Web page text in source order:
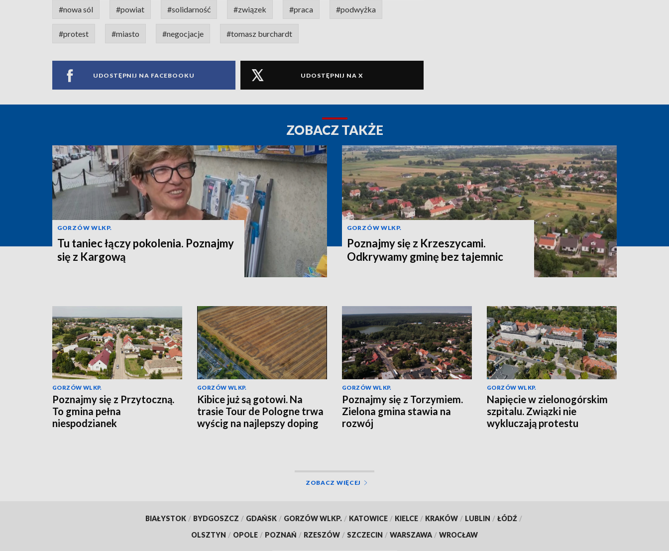
#nowa sól #powiat #solidarność #związek #praca #podwyżka
#protest #miasto #negocjacje #tomasz burchardt
UDOSTĘPNIJ NA FACEBOOKU UDOSTĘPNIJ NA X
ZOBACZ TAKŻE
GORZÓW WLKP.
Tu taniec łączy pokolenia. Poznajmy
się z Kargową
GORZÓW WLKP.
Poznajmy się z Krzeszycami.
Odkrywamy gminę bez tajemnic
GORZÓW WLKP.
Poznajmy się z Przytoczną.
To gmina pełna
niespodzianek
GORZÓW WLKP.
Kibice już są gotowi. Na
trasie Tour de Pologne trwa
wyścig na najlepszy doping
GORZÓW WLKP.
Poznajmy się z Torzymiem.
Zielona gmina stawia na
rozwój
GORZÓW WLKP.
Napięcie w zielonogórskim
szpitalu. Związki nie
wykluczają protestu
ZOBACZ WIĘCEJ
BIAŁYSTOK / BYDGOSZCZ / GDAŃSK / GORZÓW WLKP. / KATOWICE / KIELCE / KRAKÓW / LUBLIN / ŁÓDŹ /
OLSZTYN / OPOLE / POZNAŃ / RZESZÓW / SZCZECIN / WARSZAWA / WROCŁAW